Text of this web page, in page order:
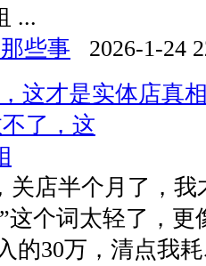
...
些事
2026-1-24
这才是实体店真
店半个月了，我
个词太轻了，更
的30万，清点我